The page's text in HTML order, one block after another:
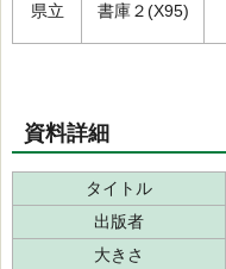
県立 書庫２(X95)
資料詳細
タイトル
出版者
大きさ